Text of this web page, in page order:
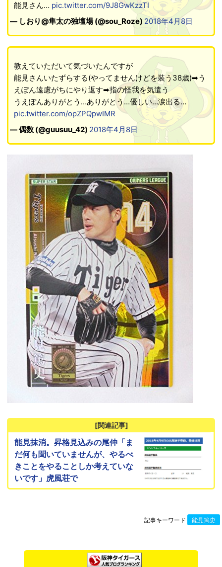
能見さん… pic.twitter.com/9J8GwKzzTI
— しおり@隼太の独壇場 (@sou_Roze) 2018年4月8日
教えていただいて気づいたんですが
能見さんいたずらする(やってませんけどを装う38歳)➡︎う
えぽん遠慮がちにやり返す➡︎指の怪我を気遣う
うえぽんありがとう…ありがとう…優しい…涙出る…
pic.twitter.com/opZPQpwIMR
— 偶数 (@guusuu_42) 2018年4月8日
[関連記事]
能見抹消。昇格見込みの尾仲「ま
だ何も聞いていませんが、やるべ
きことをやることしか考えていな
いです」虎風荘で
記事キーワード 能見篤史